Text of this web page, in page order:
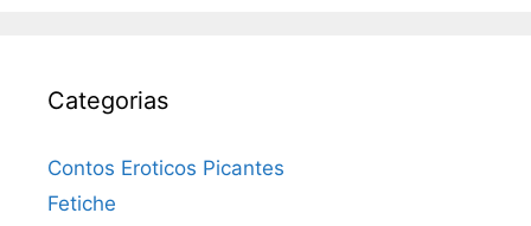
Categorias
Contos Eroticos Picantes
Fetiche